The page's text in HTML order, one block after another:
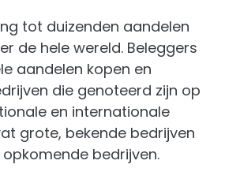
tot duizenden aandelen
de hele wereld. Beleggers
aandelen kopen en
die genoteerd zijn op
en internationale
grote, bekende bedrijven
bedrijven.